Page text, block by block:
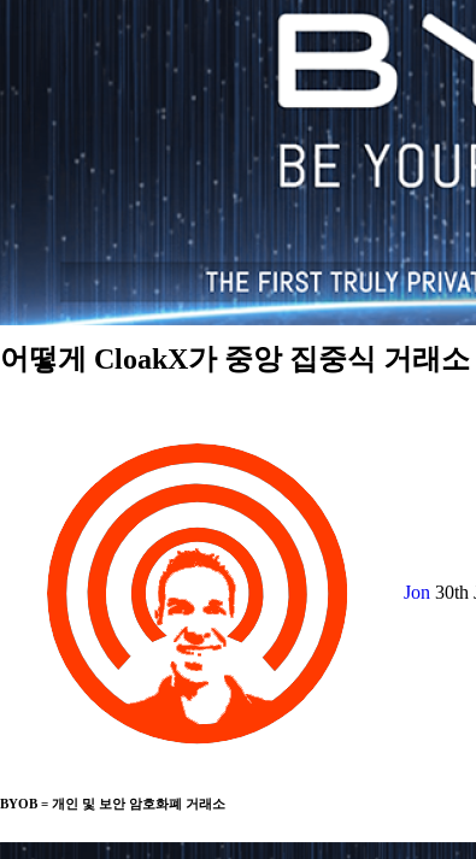
어떻게 CloakX가 중앙 집중식 거래
Jon 30th
BYOB = 개인 및 보안 암호화폐 거래소